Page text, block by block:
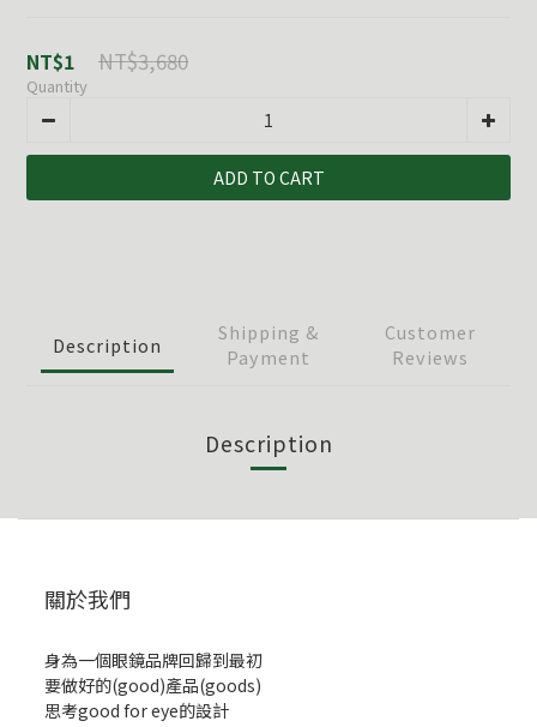
NT$1 NT$3,680
Quantity
ADD TO CART
Description
Shipping &
Payment
Customer
Reviews
Description
關於我們
身為一個眼鏡品牌回歸到最初
要做好的(good)產品(goods)
思考good for eye的設計